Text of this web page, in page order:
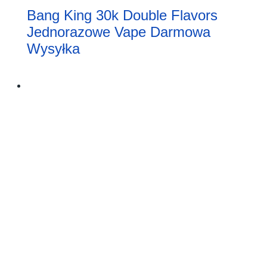
Bang King 30k Double Flavors
Jednorazowe Vape Darmowa
Wysyłka